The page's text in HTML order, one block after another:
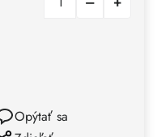
Opýtať sa